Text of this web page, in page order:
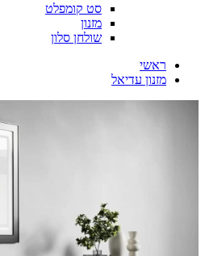
סט קומפלט
מזנון
שולחן סלון
ראשי
מזנון עדיאל